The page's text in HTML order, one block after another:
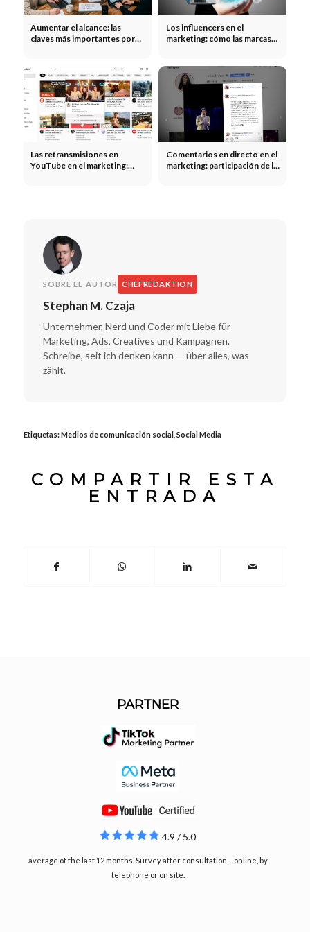
Aumentar el alcance: las
claves más importantes por
Los influencers en el
marketing: cómo las marcas
Las retransmisiones en
YouTube en el marketing:
Comentarios en directo en el
marketing: participación de la
SOBRE EL AUTOR CHEFREDAKTION
Stephan M. Czaja
Unternehmer, Nerd und Coder mit Liebe für
Marketing, Ads, Creatives und Kampagnen.
Schreibe, seit ich denken kann — über alles, was
zählt.
Etiquetas:Medios de comunicación social, Social Media
COMPARTIR ESTA
ENTRADA
PARTNER
4.9 / 5.0
average of the last 12 months. Survey after consultation – online, by
telephone or on site.